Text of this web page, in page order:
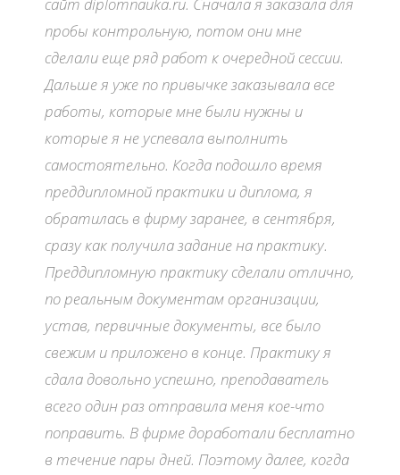
пробы контрольную, потом они мне
сделали еще ряд работ к очередной сессии.
Дальше я уже по привычке заказывала все
работы, которые мне были нужны и
которые я не успевала выполнить
самостоятельно. Когда подошло время
преддипломной практики и диплома, я
обратилась в фирму заранее, в сентября,
сразу как получила задание на практику.
Преддипломную практику сделали отлично,
по реальным документам организации,
устав, первичные документы, все было
свежим и приложено в конце. Практику я
сдала довольно успешно, преподаватель
всего один раз отправила меня кое-что
поправить. В фирме доработали бесплатно
в течение пары дней. Поэтому далее, когда